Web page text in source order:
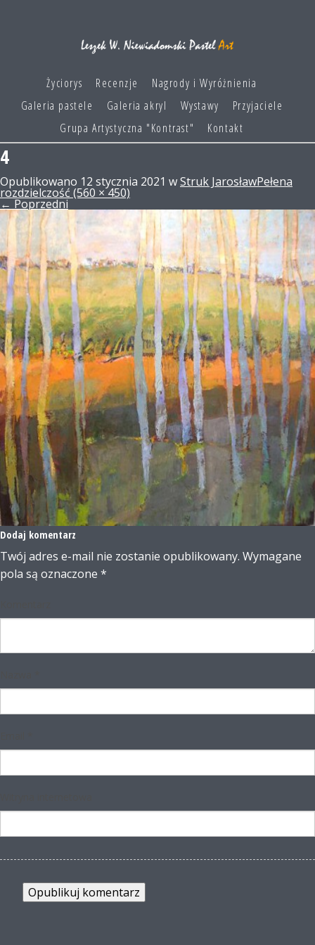
Życiorys Recenzje
Nagrody i Wyróżnienia
Galeria pastele
Galeria akryl Wystawy
Przyjaciele
Grupa Artystyczna "Kontrast"
Kontakt
4
Opublikowano 12 stycznia 2021 wStruk JarosławPełena
rozdzielczość (560 × 450)
← Poprzedni
Dodaj komentarz
Twój adres e-mail nie zostanie opublikowany. Wymagane
pola są oznaczone *